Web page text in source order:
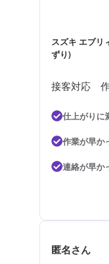
スズキ エブリ
ずり)
接客対応
仕上がりに
作業が早か
連絡が早か
匿名さん